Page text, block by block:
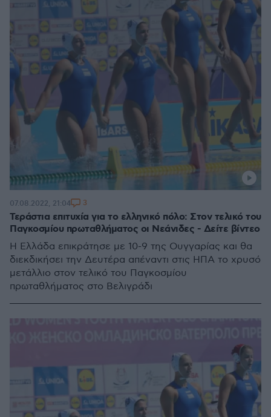
Τεράστια επιτυχία για το ελληνικό πόλο: Στον τελικό του
Παγκοσμίου πρωταθλήματος οι Νεάνιδες - Δείτε βίντεο
Η Ελλάδα επικράτησε με 10-9 της Ουγγαρίας και θα
διεκδικήσει την Δευτέρα απέναντι στις ΗΠΑ το χρυσό
μετάλλιο στον τελικό του Παγκοσμίου
πρωταθλήματος στο Βελιγράδι
07.08.2022, 21:04 3